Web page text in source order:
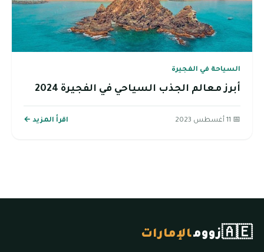
السياحة في الفجيرة
أبرز معالم الجذب السياحي في الفجيرة 2024
📅 11 أغسطس 2023 اقرأ المزيد ←
🇦🇪زوومالإمارات